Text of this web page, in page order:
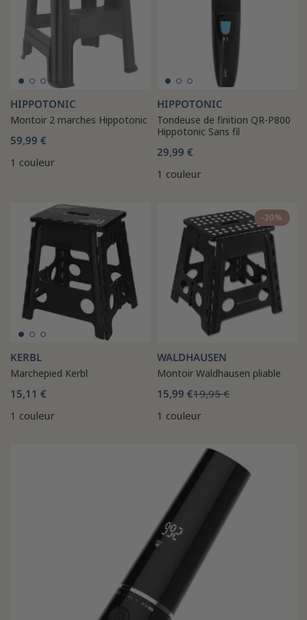
HIPPOTONIC
Montoir 2 marches Hippotonic
59,99 €
1 couleur
HIPPOTONIC
Tondeuse de finition QR-P800
Hippotonic Sans fil
29,99 €
1 couleur
KERBL
Marchepied Kerbl
15,11 €
1 couleur
-20%
WALDHAUSEN
Montoir Waldhausen pliable
15,99 €19,95 €
1 couleur